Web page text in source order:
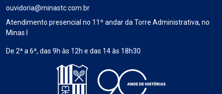
ouvidoria@minastc.com.br
Atendimento presencial no 11º andar da Torre Administrativa, no
Minas I
De 2ª a 6ª, das 9h às 12h e das 14 às 18h30